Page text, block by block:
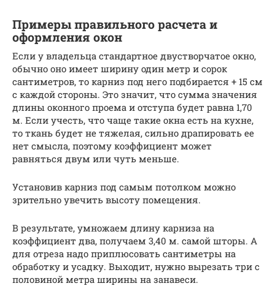
Примеры правильного расчета и
оформления окон
Если у владельца стандартное двустворчатое окно,
обычно оно имеет ширину один метр и сорок
сантиметров, то карниз под него подбирается + 15 см
с каждой стороны. Это значит, что сумма значения
длины оконного проема и отступа будет равна 1,70
м. Если учесть, что чаще такие окна есть на кухне,
то ткань будет не тяжелая, сильно драпировать ее
нет смысла, поэтому коэффициент может
равняться двум или чуть меньше.
Установив карниз под самым потолком можно
зрительно увечить высоту помещения.
В результате, умножаем длину карниза на
коэффициент два, получаем 3,40 м. самой шторы. А
для отреза надо приплюсовать сантиметры на
обработку и усадку. Выходит, нужно вырезать три с
половиной метра ширины на занавеси.